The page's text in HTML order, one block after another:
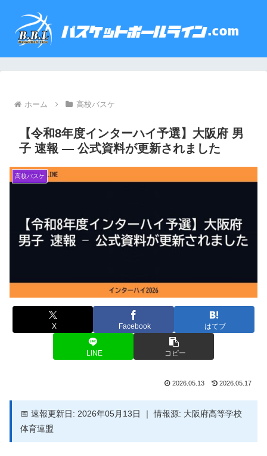
ホーム 高校バスケ
【令和8年度インターハイ予選】大阪府 男
子 速報 — 公式資料が更新されました
高校バスケ
X Facebook はてブ
LINE コピー
2026.05.13 2026.05.17
📅 速報更新日: 2026年05月13日 ｜ 情報源: 大阪府高等学校
体育連盟